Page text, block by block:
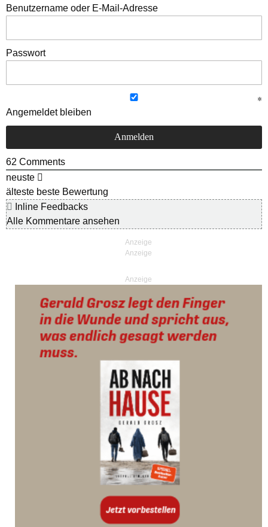
Benutzername oder E-Mail-Adresse
Passwort
Angemeldet bleiben
62 Comments
neuste
älteste beste Bewertung
Inline Feedbacks
Alle Kommentare ansehen
Anzeige